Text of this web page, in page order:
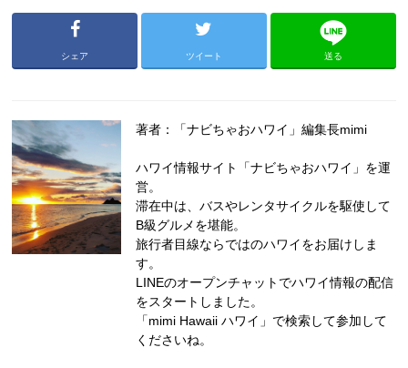
シェア ツイート 送る
著者：「ナビちゃおハワイ」編集長mimi
ハワイ情報サイト「ナビちゃおハワイ」を運
営。
滞在中は、バスやレンタサイクルを駆使して
B級グルメを堪能。
旅行者目線ならではのハワイをお届けしま
す。
LINEのオープンチャットでハワイ情報の配信
をスタートしました。
「mimi Hawaii ハワイ」で検索して参加して
くださいね。